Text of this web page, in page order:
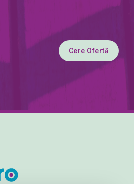
Cere Ofertă